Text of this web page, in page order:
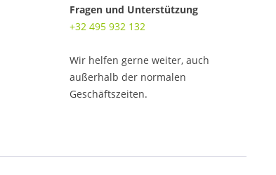
Fragen und Unterstützung
+32 495 932 132
Wir helfen gerne weiter, auch
außerhalb der normalen
Geschäftszeiten.